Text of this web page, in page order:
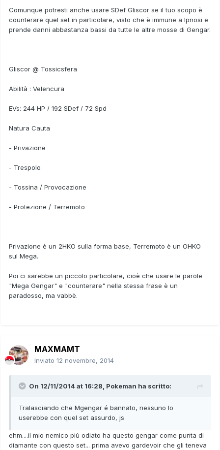
Comunque potresti anche usare SDef Gliscor se il tuo scopo è
counterare quel set in particolare, visto che è immune a Ipnosi e
prende danni abbastanza bassi da tutte le altre mosse di Gengar.
Gliscor @ Tossicsfera
Abilità : Velencura
EVs: 244 HP / 192 SDef / 72 Spd
Natura Cauta
- Privazione
- Trespolo
- Tossina / Provocazione
- Protezione / Terremoto
Privazione è un 2HKO sulla forma base, Terremoto è un OHKO
sul Mega.
Poi ci sarebbe un piccolo particolare, cioè che usare le parole
"Mega Gengar" e "counterare" nella stessa frase è un
paradosso, ma vabbè.
MAXMAMT
Inviato 12 novembre, 2014
On 12/11/2014 at 16:28, Pokeman ha scritto:
Tralasciando che Mgengar é bannato, nessuno lo
userebbe con quel set assurdo, js
ehm....il mio nemico più odiato ha questo gengar come punta di
diamante con questo set... prima avevo gardevoir che gli teneva